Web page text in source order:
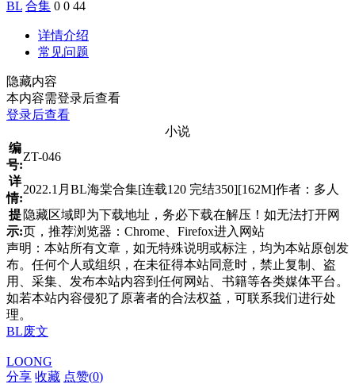
BL 合集 0 0 44
详情介绍
常见问题
隐藏内容
本内容需登录后查看
登录后查看
小说
编
号:
ZT-046
详
情:
2022.1月BL海棠合集[连载120 完结350][162M]作者：多人
提
示:
隐藏区域即为下载地址，务必下载在解压！如无法打开网
页，推荐浏览器：Chrome、Firefox进入网站
声明：本站所有文章，如无特殊说明或标注，均为本站原创发
布。任何个人或组织，在未征得本站同意时，禁止复制、盗
用、采集、发布本站内容到任何网站、书籍等各类媒体平台。
如若本站内容侵犯了原著者的合法权益，可联系我们进行处
理。
BL废文
LOONG
分享 收藏 点赞(0)